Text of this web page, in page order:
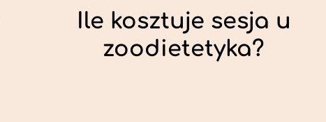
Ile kosztuje sesja u
zoodietetyka?